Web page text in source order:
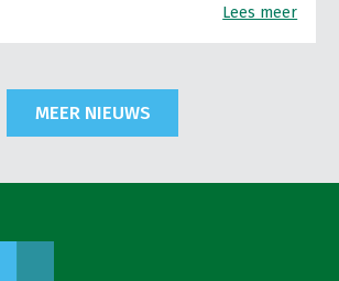
Lees meer
MEER NIEUWS